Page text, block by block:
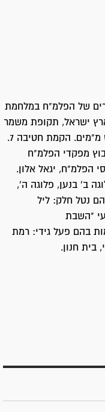
של הפלמ"ח במלחמת
ישראל, תקופת משמר
העמק. הגיוס לפלמ"ח, קורס מ"כים, קורס מ"מים. הקמת חטיבה 7.
מפקדי הפלמ"ח
הפלמ"ח, יגאל אלון.
הוזכרו בעדות: חטיבה 7, פלוגה ב' בנען, פלוגה ה',
נטל חלק: ליל
"השבת
בהם פעל גידי: רמת
בית חנון.